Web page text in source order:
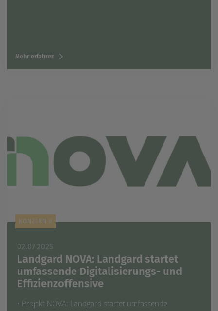
Mehr erfahren
KONZERN #
02.07.2025
Landgard NOVA: Landgard startet
umfassende Digitalisierungs- und
Effizienzoffensive
• Projekt NOVA: Landgard startet umfassende